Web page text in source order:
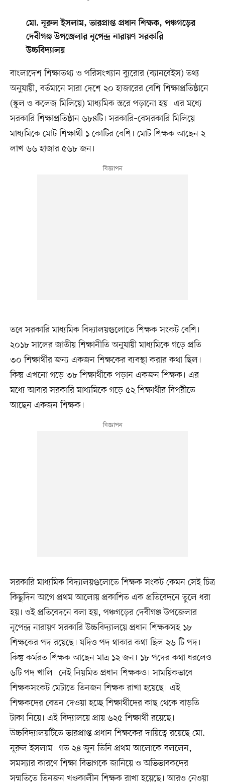
মো. নূরুল ইসলাম, ভারপ্রাপ্ত প্রধান শিক্ষক, পঞ্চগড়ের
দেবীগঞ্জ উপজেলার নৃপেন্দ্র নারায়ণ সরকারি
উচ্চবিদ্যালয়
বাংলাদেশ শিক্ষাতথ্য ও পরিসংখ্যান ব্যুরোর (ব্যানবেইস) তথ্য
অনুযায়ী, বর্তমানে সারা দেশে ২০ হাজারের বেশি শিক্ষাপ্রতিষ্ঠানে
(স্কুল ও কলেজ মিলিয়ে) মাধ্যমিক স্তরে পড়ানো হয়। এর মধ্যে
সরকারি শিক্ষাপ্রতিষ্ঠান ৬৮৪টি। সরকারি–বেসরকারি মিলিয়ে
মাধ্যমিকে মোট শিক্ষার্থী ১ কোটির বেশি। মোট শিক্ষক আছেন ২
লাখ ৬৬ হাজার ৫৬৮ জন।
তবে সরকারি মাধ্যমিক বিদ্যালয়গুলোতে শিক্ষক সংকট বেশি।
২০১৮ সালের জাতীয় শিক্ষানীতি অনুযায়ী মাধ্যমিকে গড়ে প্রতি
৩০ শিক্ষার্থীর জন্য একজন শিক্ষকের ব্যবস্থা করার কথা ছিল।
কিন্তু এখনো গড়ে ৩৮ শিক্ষার্থীকে পড়ান একজন শিক্ষক। এর
মধ্যে আবার সরকারি মাধ্যমিকে গড়ে ৫২ শিক্ষার্থীর বিপরীতে
আছেন একজন শিক্ষক।
সরকারি মাধ্যমিক বিদ্যালয়গুলোতে শিক্ষক সংকট কেমন সেই চিত্র
কিছুদিন আগে প্রথম আলোয় প্রকাশিত এক প্রতিবেদনে তুলে ধরা
হয়। ওই প্রতিবেদনে বলা হয়, পঞ্চগড়ের দেবীগঞ্জ উপজেলার
নৃপেন্দ্র নারায়ণ সরকারি উচ্চবিদ্যালয়ে প্রধান শিক্ষকসহ ১৮
শিক্ষকের পদ রয়েছে। যদিও পদ থাকার কথা ছিল ২৬ টি পদ।
কিন্তু কর্মরত শিক্ষক আছেন মাত্র ১২ জন। ১৮ পদের কথা ধরলেও
৬টি পদ খালি। নেই নিয়মিত প্রধান শিক্ষকও। সাময়িকভাবে
শিক্ষকসংকট মেটাতে তিনজন শিক্ষক রাখা হয়েছে। এই
শিক্ষকদের বেতন দেওয়া হচ্ছে শিক্ষার্থীদের কাছ থেকে বাড়তি
টাকা নিয়ে। এই বিদ্যালয়ে প্রায় ৬২৫ শিক্ষার্থী রয়েছে।
উচ্চবিদ্যালয়টিতে ভারপ্রাপ্ত প্রধান শিক্ষকের দায়িত্বে রয়েছে মো.
নূরুল ইসলাম। গত ২৪ জুন তিনি প্রথম আলোকে বললেন,
সমস্যার কারণে শিক্ষা বিভাগকে জানিয়ে ও অভিভাবকদের
সম্মতিতে তিনজন খণ্ডকালীন শিক্ষক রাখা হয়েছে। আরও নেওয়া